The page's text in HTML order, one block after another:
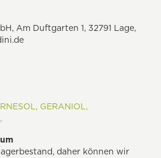
Am Duftgarten 1, 32791 Lage,
GERANIOL,
daher können wir